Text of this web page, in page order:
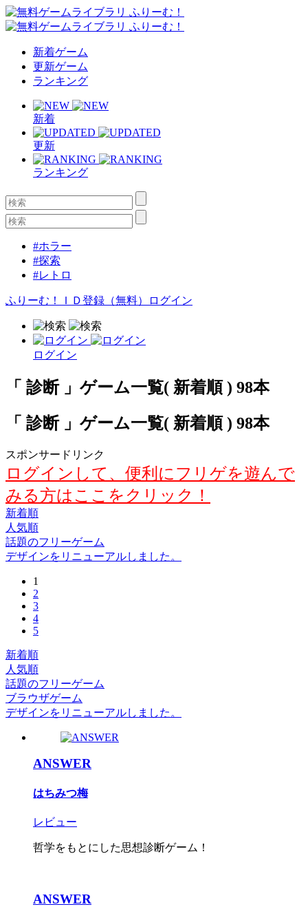
新着ゲーム
更新ゲーム
ランキング
新着
更新
ランキング
#ホラー
#探索
#レトロ
ふりーむ！ＩＤ登録（無料） ログイン
ログイン
「 診断 」ゲーム一覧( 新着順 ) 98本
「 診断 」ゲーム一覧( 新着順 ) 98本
スポンサードリンク
ログインして、便利にフリゲを遊んで
みる方はここをクリック！
新着順
人気順
話題のフリーゲーム
デザインをリニューアルしました。
1
2
3
4
5
新着順
人気順
話題のフリーゲーム
ブラウザゲーム
デザインをリニューアルしました。
ANSWER
はちみつ梅
レビュー
哲学をもとにした思想診断ゲーム！
ANSWER